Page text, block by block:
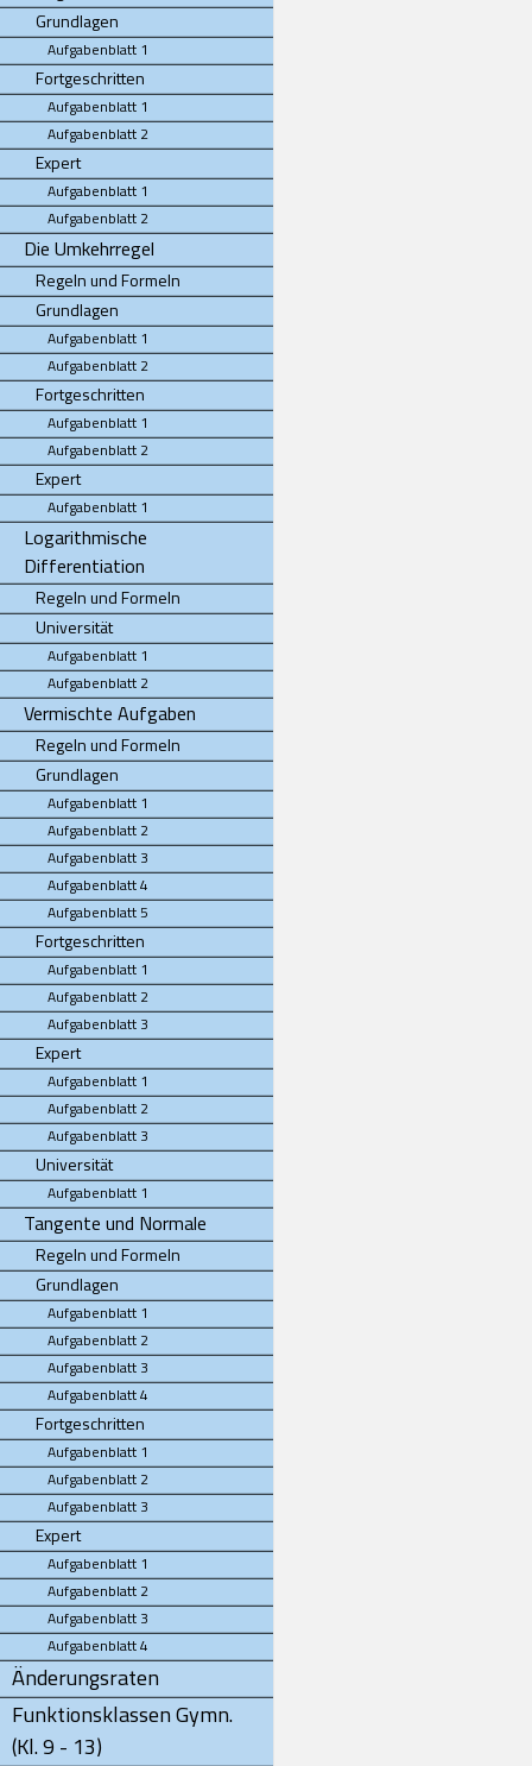
Grundlagen
Aufgabenblatt 1
Fortgeschritten
Aufgabenblatt 1
Aufgabenblatt 2
Expert
Aufgabenblatt 1
Aufgabenblatt 2
Die Umkehrregel
Regeln und Formeln
Grundlagen
Aufgabenblatt 1
Aufgabenblatt 2
Fortgeschritten
Aufgabenblatt 1
Aufgabenblatt 2
Expert
Aufgabenblatt 1
Logarithmische
Differentiation
Regeln und Formeln
Universität
Aufgabenblatt 1
Aufgabenblatt 2
Vermischte Aufgaben
Regeln und Formeln
Grundlagen
Aufgabenblatt 1
Aufgabenblatt 2
Aufgabenblatt 3
Aufgabenblatt 4
Aufgabenblatt 5
Fortgeschritten
Aufgabenblatt 1
Aufgabenblatt 2
Aufgabenblatt 3
Expert
Aufgabenblatt 1
Aufgabenblatt 2
Aufgabenblatt 3
Universität
Aufgabenblatt 1
Tangente und Normale
Regeln und Formeln
Grundlagen
Aufgabenblatt 1
Aufgabenblatt 2
Aufgabenblatt 3
Aufgabenblatt 4
Fortgeschritten
Aufgabenblatt 1
Aufgabenblatt 2
Aufgabenblatt 3
Expert
Aufgabenblatt 1
Aufgabenblatt 2
Aufgabenblatt 3
Aufgabenblatt 4
Änderungsraten
Funktionsklassen Gymn.
(Kl. 9 - 13)